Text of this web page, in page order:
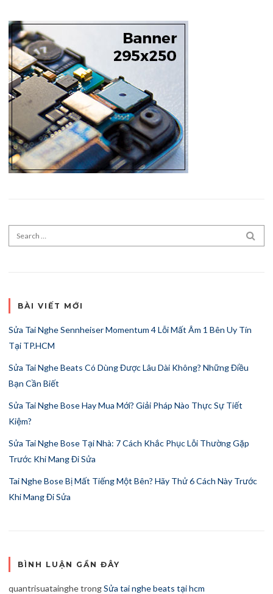
Search for:
BÀI VIẾT MỚI
Sửa Tai Nghe Sennheiser Momentum 4 Lỗi Mất Âm 1 Bên Uy Tín
Tại TP.HCM
Sửa Tai Nghe Beats Có Dùng Được Lâu Dài Không? Những Điều
Bạn Cần Biết
Sửa Tai Nghe Bose Hay Mua Mới? Giải Pháp Nào Thực Sự Tiết
Kiệm?
Sửa Tai Nghe Bose Tại Nhà: 7 Cách Khắc Phục Lỗi Thường Gặp
Trước Khi Mang Đi Sửa
Tai Nghe Bose Bị Mất Tiếng Một Bên? Hãy Thử 6 Cách Này Trước
Khi Mang Đi Sửa
BÌNH LUẬN GẦN ĐÂY
quantrisuatainghetrongSửa tai nghe beats tại hcm